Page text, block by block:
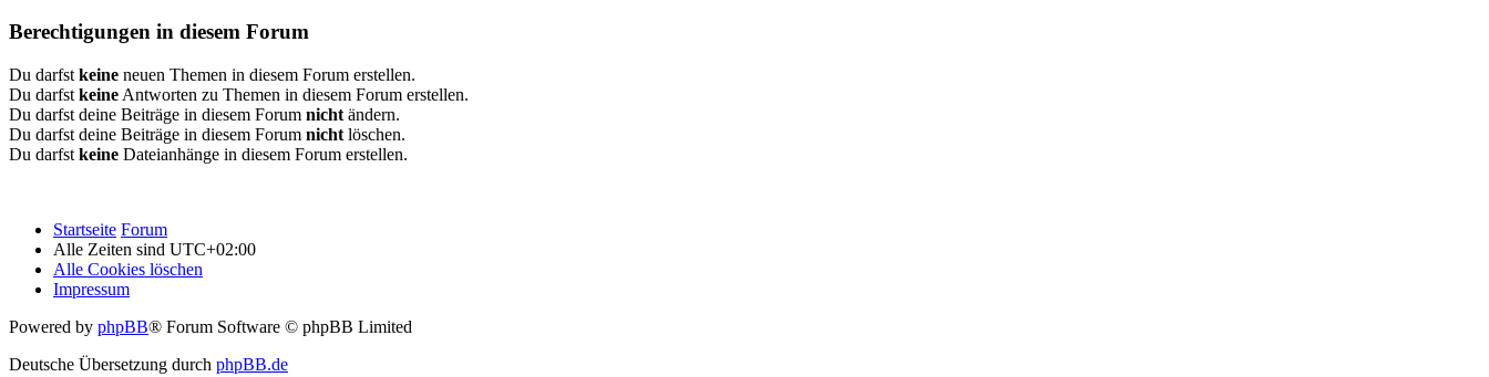
Berechtigungen in diesem Forum
Du darfst keine neuen Themen in diesem Forum erstellen.
Du darfst keine Antworten zu Themen in diesem Forum erstellen.
Du darfst deine Beiträge in diesem Forum nicht ändern.
Du darfst deine Beiträge in diesem Forum nicht löschen.
Du darfst keine Dateianhänge in diesem Forum erstellen.
Startseite Forum
Alle Zeiten sind UTC+02:00
Alle Cookies löschen
Impressum
Powered by phpBB® Forum Software © phpBB Limited
Deutsche Übersetzung durch phpBB.de